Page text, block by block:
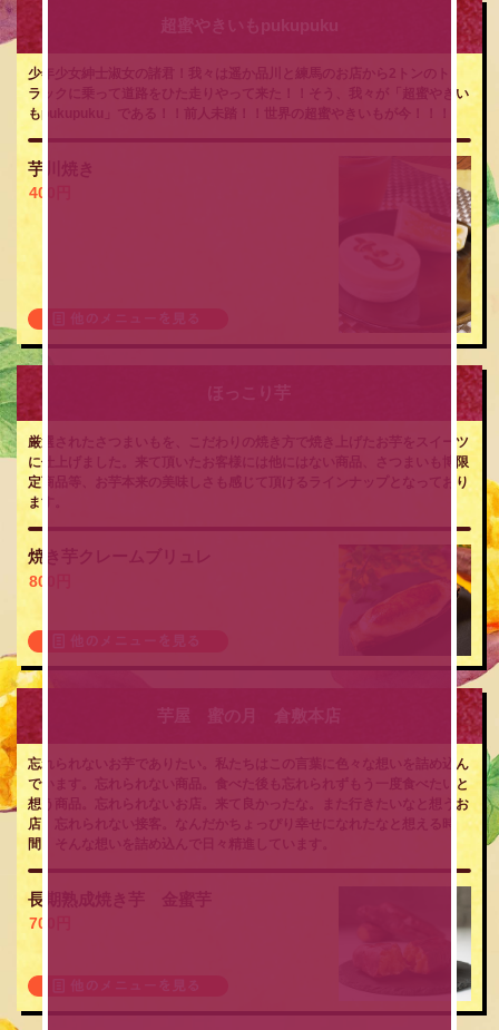
超蜜やきいもpukupuku
少年少女紳士淑女の諸君！我々は遥か品川と練馬のお店から2トンのト
ラックに乗って道路をひた走りやって来た！！そう、我々が「超蜜やきい
もpukupuku」である！！前人未踏！！世界の超蜜やきいもが今！！！
芋川焼き
400円
ほっこり芋
厳選されたさつまいもを、こだわりの焼き方で焼き上げたお芋をスイーツ
に仕上げました。来て頂いたお客様には他にはない商品、さつまいも博限
定商品等、お芋本来の美味しさも感じて頂けるラインナップとなっており
ます。
焼き芋クレームブリュレ
800円
芋屋 蜜の月 倉敷本店
忘れられないお芋でありたい。私たちはこの言葉に色々な想いを詰め込ん
でいます。忘れられない商品。食べた後も忘れられずもう一度食べたいと
想う商品。忘れられないお店。来て良かったな。また行きたいなと想うお
店。忘れられない接客。なんだかちょっぴり幸せになれたなと想える時
間。そんな想いを詰め込んで日々精進しています。
長期熟成焼き芋 金蜜芋
700円